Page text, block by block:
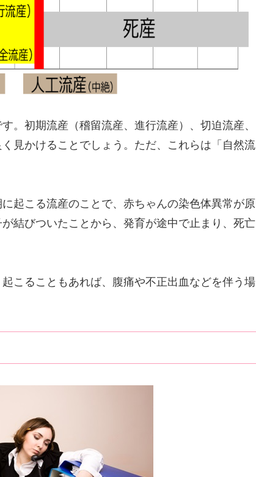
。初期流産（稽留流産、進行流産）、切迫流産、
見かけることでしょう。ただ、これらは「自然流
起こる流産のことで、赤ちゃんの染色体異常が原
結びついたことから、発育が途中で止まり、死亡
こることもあれば、腹痛や不正出血などを伴う場